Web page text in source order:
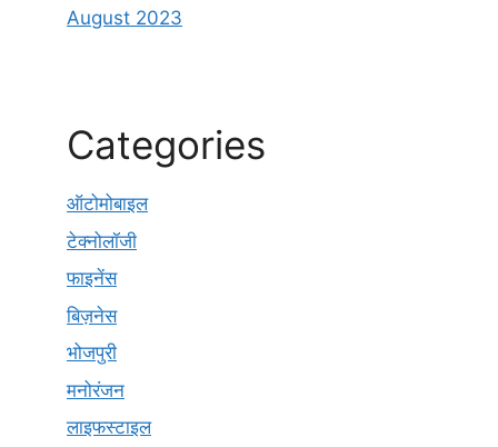
August 2023
Categories
ऑटोमोबाइल
टेक्नोलॉजी
फाइनेंस
बिज़नेस
भोजपुरी
मनोरंजन
लाइफस्टाइल